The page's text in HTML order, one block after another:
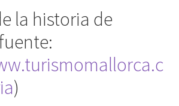
la historia de
)